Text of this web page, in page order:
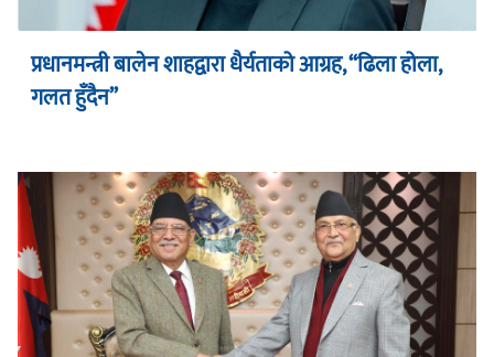
प्रधानमन्त्री बालेन शाहद्वारा धैर्यताको आग्रह, “ढिला होला,
गलत हुँदैन”